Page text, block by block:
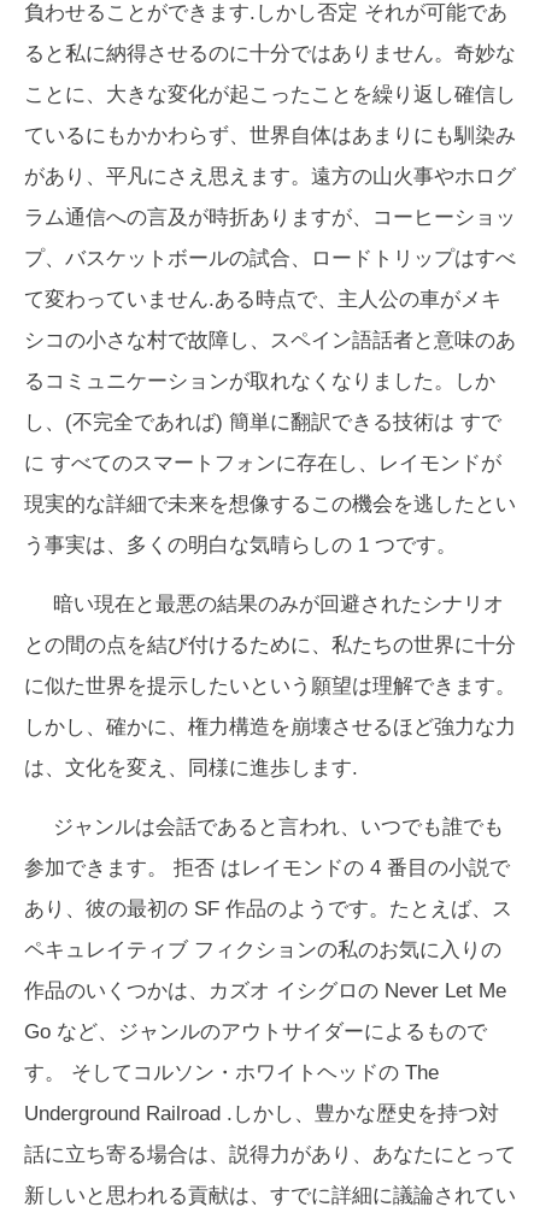
負わせることができます.しかし否定 それが可能であ
ると私に納得させるのに十分ではありません。奇妙な
ことに、大きな変化が起こったことを繰り返し確信し
ているにもかかわらず、世界自体はあまりにも馴染み
があり、平凡にさえ思えます。遠方の山火事やホログ
ラム通信への言及が時折ありますが、コーヒーショッ
プ、バスケットボールの試合、ロードトリップはすべ
て変わっていません.ある時点で、主人公の車がメキ
シコの小さな村で故障し、スペイン語話者と意味のあ
るコミュニケーションが取れなくなりました。しか
し、(不完全であれば) 簡単に翻訳できる技術は すで
に すべてのスマートフォンに存在し、レイモンドが
現実的な詳細で未来を想像するこの機会を逃したとい
う事実は、多くの明白な気晴らしの 1 つです。
暗い現在と最悪の結果のみが回避されたシナリオ
との間の点を結び付けるために、私たちの世界に十分
に似た世界を提示したいという願望は理解できます。
しかし、確かに、権力構造を崩壊させるほど強力な力
は、文化を変え、同様に進歩します.
ジャンルは会話であると言われ、いつでも誰でも
参加できます。 拒否 はレイモンドの 4 番目の小説で
あり、彼の最初の SF 作品のようです。たとえば、ス
ペキュレイティブ フィクションの私のお気に入りの
作品のいくつかは、カズオ イシグロの Never Let Me
Go など、ジャンルのアウトサイダーによるもので
す。 そしてコルソン・ホワイトヘッドの The
Underground Railroad .しかし、豊かな歴史を持つ対
話に立ち寄る場合は、説得力があり、あなたにとって
新しいと思われる貢献は、すでに詳細に議論されてい